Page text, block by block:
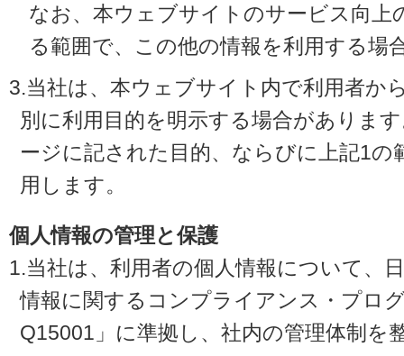
なお、本ウェブサイトのサービス向上
る範囲で、この他の情報を利用する場
3.当社は、本ウェブサイト内で利用者か
別に利用目的を明示する場合がありま
ージに記された目的、ならびに上記1の
用します。
個人情報の管理と保護
1.当社は、利用者の個人情報について、
情報に関するコンプライアンス・プロ
Q15001」に準拠し、社内の管理体制を